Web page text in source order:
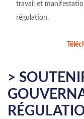
travail et
régulation.
>